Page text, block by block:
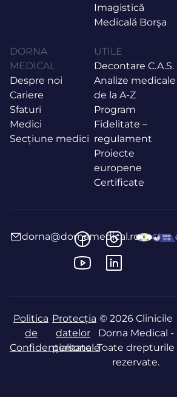
Imagistică
Medicală Borşa
DORNA
MEDICAL
Despre noi
Cariere
Sfaturi
Medici
Secțiune medici
UTILE
Decontare C.A.S.
Analize medicale
de la A-Z
Program
Fidelitate –
regulament
Proiecte
europene
Certificate
dorna@dornamedical.ro
Politica
de
Confidențialitate
Protecția
datelor
personale
© 2026 Clinicile
Dorna Medical -
Toate drepturile
rezervate.